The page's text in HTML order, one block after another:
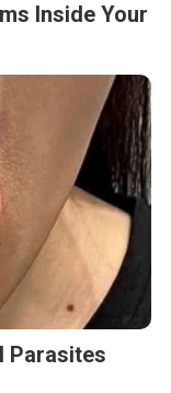
Inside Your
Parasites